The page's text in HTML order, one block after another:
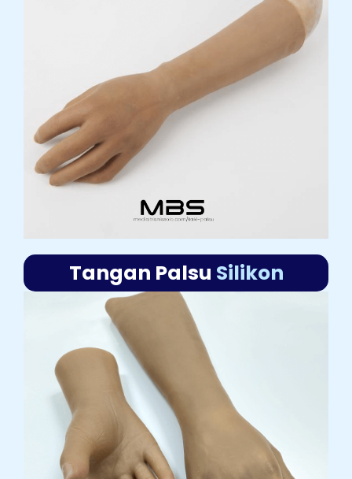
Tangan Palsu Silikon